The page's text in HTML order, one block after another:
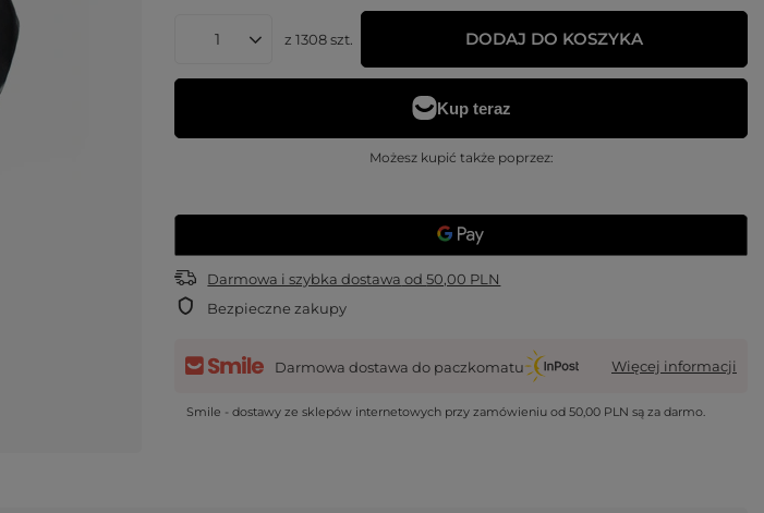
z1308szt. DODAJ DO KOSZYKA
Możesz kupić także poprzez:
Darmowa i szybka dostawa od50,00 PLN
Bezpieczne zakupy
Darmowa dostawa do paczkomatu Więcej informacji
Smile - dostawy ze sklepów internetowych przy zamówieniu od50,00 PLN są za darmo.